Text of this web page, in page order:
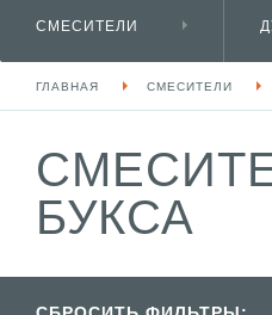
СМЕСИТЕЛИ
ГЛАВНАЯ СМЕСИТЕЛИ
БУКСА